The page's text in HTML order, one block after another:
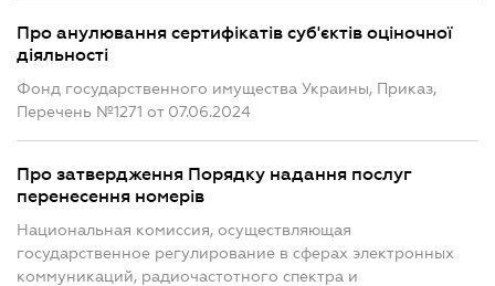
Про анулювання сертифікатів суб'єктів оціночної
діяльності
Фонд государственного имущества Украины, Приказ,
Перечень №1271 от 07.06.2024
Про затвердження Порядку надання послуг
перенесення номерів
Национальная комиссия, осуществляющая
государственное регулирование в сферах электронных
коммуникаций, радиочастотного спектра и